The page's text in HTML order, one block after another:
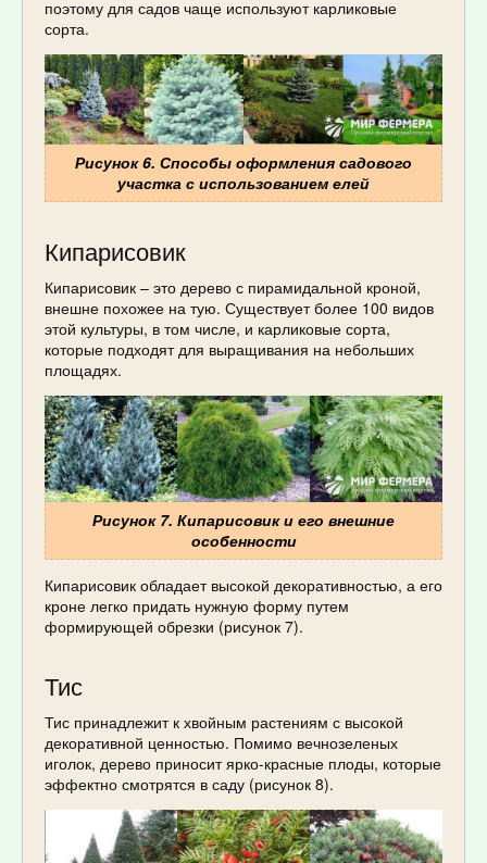
поэтому для садов чаще используют карликовые
сорта.
Рисунок 6. Способы оформления садового
участка с использованием елей
Кипарисовик
Кипарисовик – это дерево с пирамидальной кроной,
внешне похожее на тую. Существует более 100 видов
этой культуры, в том числе, и карликовые сорта,
которые подходят для выращивания на небольших
площадях.
Рисунок 7. Кипарисовик и его внешние
особенности
Кипарисовик обладает высокой декоративностью, а его
кроне легко придать нужную форму путем
формирующей обрезки (рисунок 7).
Тис
Тис принадлежит к хвойным растениям с высокой
декоративной ценностью. Помимо вечнозеленых
иголок, дерево приносит ярко-красные плоды, которые
эффектно смотрятся в саду (рисунок 8).